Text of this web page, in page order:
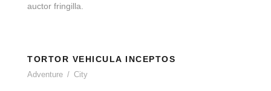
auctor fringilla.
TORTOR VEHICULA INCEPTOS
Adventure / City